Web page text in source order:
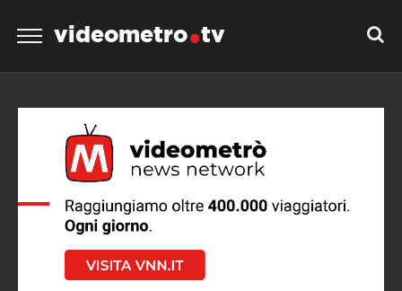
videometro tv